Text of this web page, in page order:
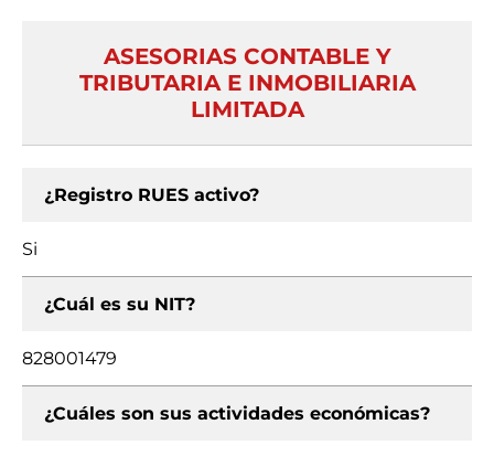
ASESORIAS CONTABLE Y
TRIBUTARIA E INMOBILIARIA
LIMITADA
¿Registro RUES activo?
Si
¿Cuál es su NIT?
828001479
¿Cuáles son sus actividades económicas?